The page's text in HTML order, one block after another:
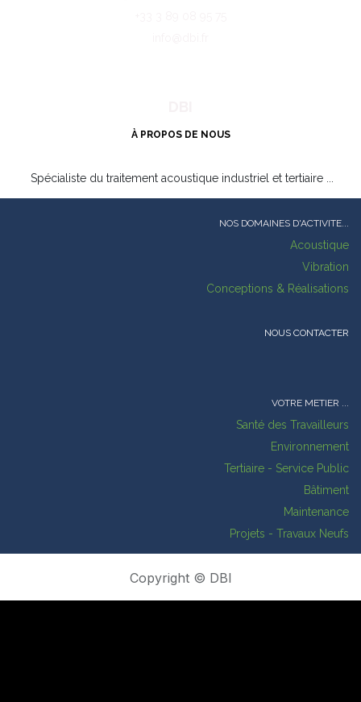
À PROPOS DE NOUS
Spécialiste du traitement acoustique industriel et tertiaire ...
NOS DOMAINES D'ACTIVITE...
Acoustique
Vibration
Conceptions & Réalisations
NOUS CONTACTER
VOTRE METIER ...
Santé des Travailleurs
Environnement
Tertiaire - Service Public
Bâtiment
Maintenance
Projets - Travaux Neufs
Copyright © DBI